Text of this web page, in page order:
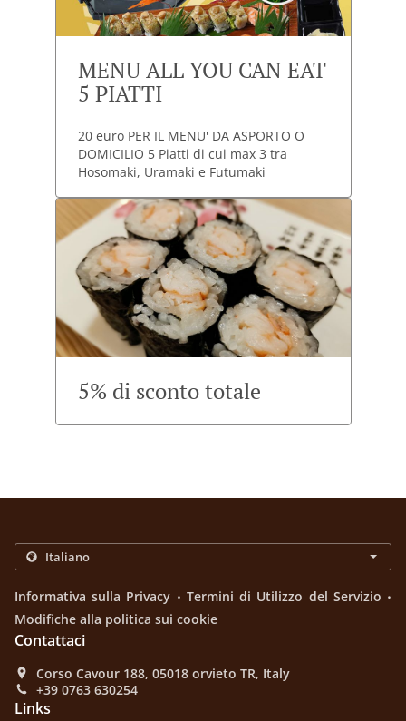
MENU ALL YOU CAN EAT
5 PIATTI
20 euro PER IL MENU' DA ASPORTO O
DOMICILIO 5 Piatti di cui max 3 tra
Hosomaki, Uramaki e Futumaki
5% di sconto totale
Informativa sulla Privacy . Termini di Utilizzo del Servizio .
Modifiche alla politica sui cookie
Contattaci
Corso Cavour 188, 05018 orvieto TR, Italy
+39 0763 630254
Links